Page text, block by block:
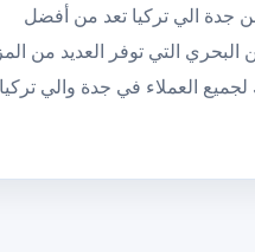
الي تركيا تعد من أفضل
التي توفر العديد من
لجميع العملاء في جدة والي